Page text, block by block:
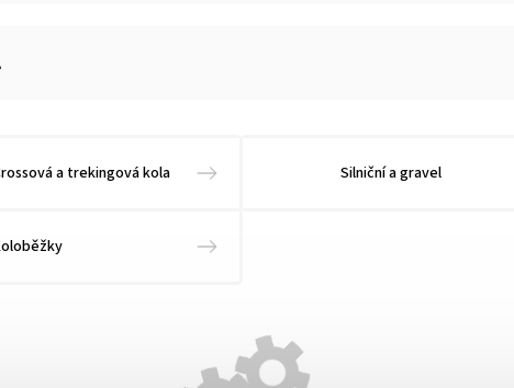
a trekingová kola Silniční a gravel